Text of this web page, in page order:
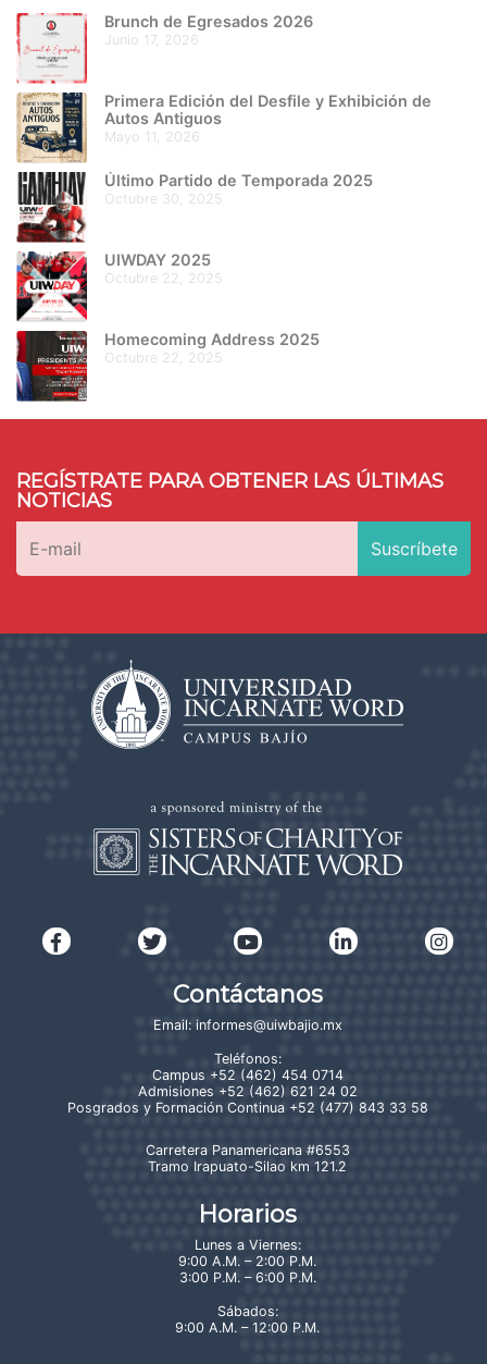
Brunch de Egresados 2026
junio 17, 2026
Primera Edición del Desfile y Exhibición de
Autos Antiguos
mayo 11, 2026
Último Partido de Temporada 2025
octubre 30, 2025
UIWDAY 2025
octubre 22, 2025
Homecoming Address 2025
octubre 22, 2025
REGÍSTRATE PARA OBTENER LAS ÚLTIMAS
NOTICIAS
Contáctanos
Email: informes@uiwbajio.mx
Teléfonos:
Campus +52 (462) 454 0714
Admisiones +52 (462) 621 24 02
Posgrados y Formación Continua +52 (477) 843 33 58
Carretera Panamericana #6553
Tramo Irapuato-Silao km 121.2
Horarios
Lunes a Viernes:
9:00 A.M. – 2:00 P.M.
3:00 P.M. – 6:00 P.M.
Sábados:
9:00 A.M. – 12:00 P.M.